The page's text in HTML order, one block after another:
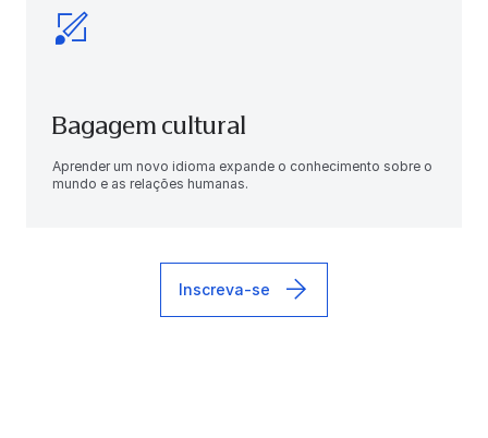
Bagagem cultural
Aprender um novo idioma expande o conhecimento sobre o
mundo e as relações humanas.
Inscreva-se